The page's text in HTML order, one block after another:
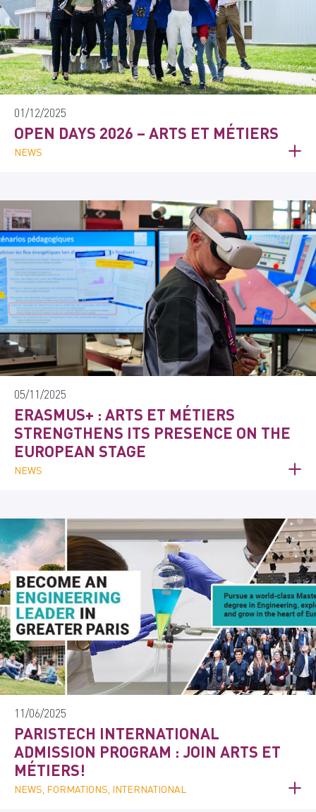
01/12/2025
OPEN DAYS 2026 – ARTS ET MÉTIERS
NEWS
05/11/2025
ERASMUS+ : ARTS ET MÉTIERS
STRENGTHENS ITS PRESENCE ON THE
EUROPEAN STAGE
NEWS
11/06/2025
PARISTECH INTERNATIONAL
ADMISSION PROGRAM : JOIN ARTS ET
MÉTIERS!
NEWS, FORMATIONS, INTERNATIONAL